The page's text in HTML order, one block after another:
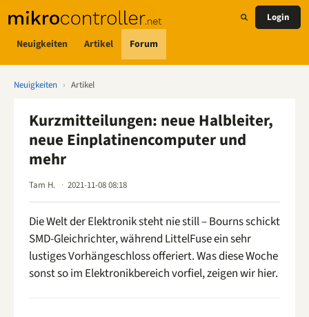
Neuigkeiten Artikel Forum
Login
Neuigkeiten › Artikel
Kurzmitteilungen: neue Halbleiter,
neue Einplatinencomputer und
mehr
Tam H. 2021-11-08 08:18
Die Welt der Elektronik steht nie still – Bourns schickt
SMD-Gleichrichter, während LittelFuse ein sehr
lustiges Vorhängeschloss offeriert. Was diese Woche
sonst so im Elektronikbereich vorfiel, zeigen wir hier.